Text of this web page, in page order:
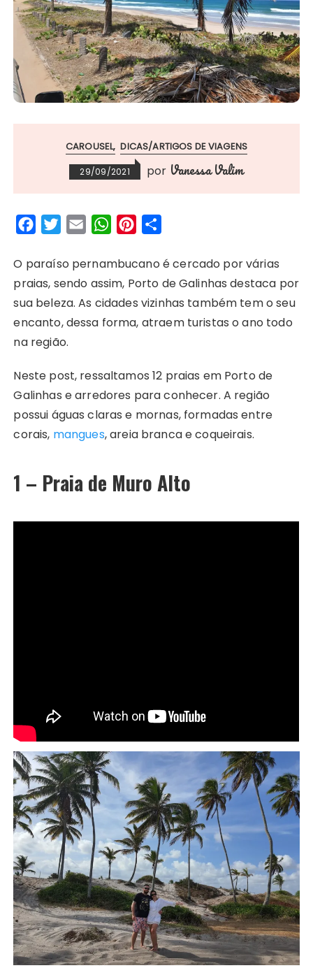
CAROUSEL DICAS/ARTIGOS DE VIAGENS
29/09/2021 por Vanessa Valim
c
e
b
o
o
i
t
t
e
r
a
i
l
W
a
t
s
A
n
t
e
r
t
a
r
e
O paraíso pernambucano é cercado por várias
praias, sendo assim, Porto de Galinhas destaca por
sua beleza. As cidades vizinhas também tem o seu
encanto, dessa forma, atraem turistas o ano todo
na região.
Neste post, ressaltamos 12 praias em Porto de
Galinhas e arredores para conhecer. A região
possui águas claras e mornas, formadas entre
corais, mangues, areia branca e coqueirais.
1 – Praia de Muro Alto